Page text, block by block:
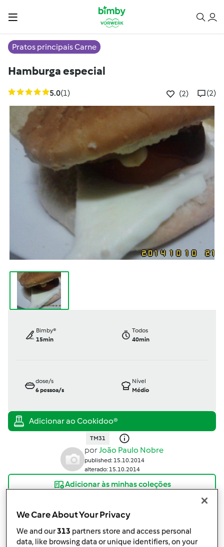
Pratos principais Carne
Hamburga especial
5.0(1) (2) (2)
Bimby®
15min
Todos
40min
dose/s
6pessoa/s
Nível
Médio
TM31
porJoão Paulo Nobre
published: 15.10.2014
alterado: 15.10.2014
Adicionar às minhas coleções
Criar uma variante
We Care About Your Privacy
We and our313 partners store and access personal
data, like browsing data or unique identifiers, on your